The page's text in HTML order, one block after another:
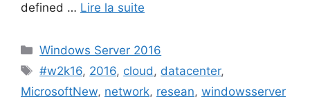
defined … Lire la suite
Catégories
Windows Server 2016
Étiquettes
#w2k16, 2016, cloud, datacenter,
MicrosoftNew, network, resean, windowsserver